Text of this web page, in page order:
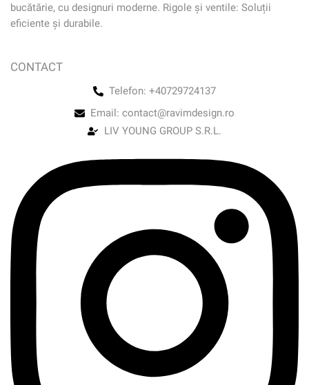
bucătărie, cu designuri moderne. Rigole și ventile: Soluții
eficiente și durabile.
CONTACT
Telefon: +40729724137
Email: contact@ravimdesign.ro
LIV YOUNG GROUP S.R.L.